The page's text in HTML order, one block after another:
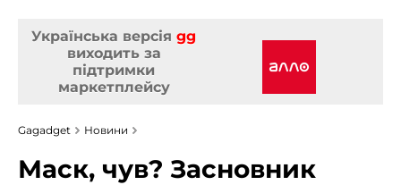
Українська версія gg
виходить за
підтримки
маркетплейсу
Gagadget Новини
Маск, чув? Засновник